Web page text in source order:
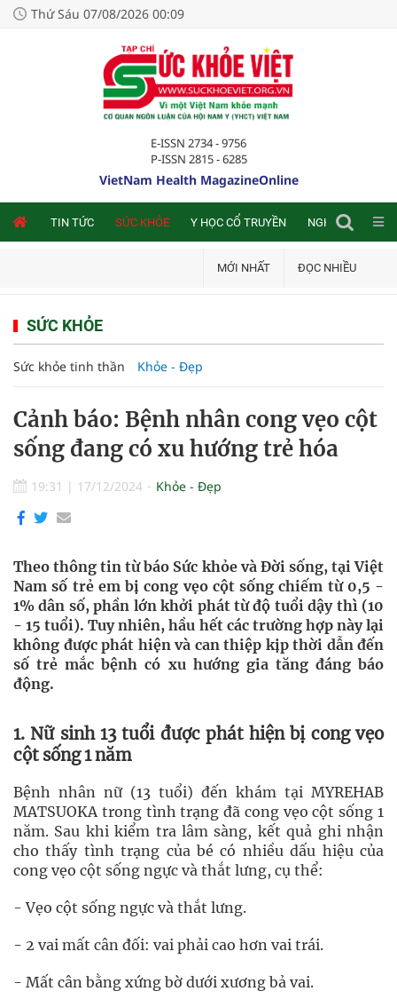
Thứ Sáu 07/08/2026 00:09
E-ISSN 2734 - 9756
P-ISSN 2815 - 6285
VietNam Health MagazineOnline
TIN TỨC SỨC KHỎE Y HỌC CỔ TRUYỀN NGHIÊN CỨU
MỚI NHẤT ĐỌC NHIỀU
SỨC KHỎE
Sức khỏe tinh thần Khỏe - Đẹp
Cảnh báo: Bệnh nhân cong vẹo cột
sống đang có xu hướng trẻ hóa
19:31 | 17/12/2024 Khỏe - Đẹp
Theo thông tin từ báo Sức khỏe và Đời sống, tại Việt
Nam số trẻ em bị cong vẹo cột sống chiếm từ 0,5 -
1% dân số, phần lớn khởi phát từ độ tuổi dậy thì (10
- 15 tuổi). Tuy nhiên, hầu hết các trường hợp này lại
không được phát hiện và can thiệp kịp thời dẫn đến
số trẻ mắc bệnh có xu hướng gia tăng đáng báo
động.
1. Nữ sinh 13 tuổi được phát hiện bị cong vẹo
cột sống 1 năm
Bệnh nhân nữ (13 tuổi) đến khám tại MYREHAB
MATSUOKA trong tình trạng đã cong vẹo cột sống 1
năm. Sau khi kiểm tra lâm sàng, kết quả ghi nhận
cho thấy tình trạng của bé có nhiều dấu hiệu của
cong vẹo cột sống ngực và thắt lưng, cụ thể:
- Vẹo cột sống ngực và thắt lưng.
- 2 vai mất cân đối: vai phải cao hơn vai trái.
- Mất cân bằng xứng bờ dưới xương bả vai.